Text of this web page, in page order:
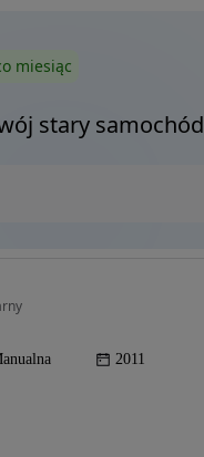
miesiąc
stary samochód
2011